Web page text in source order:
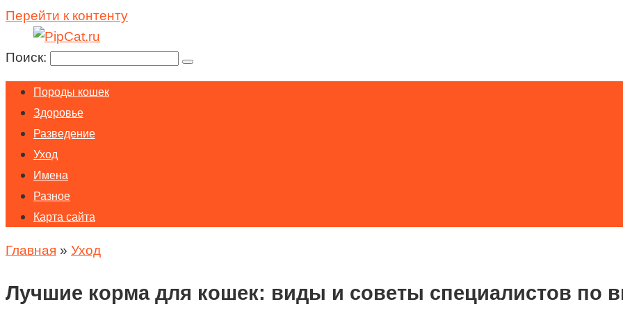
Перейти к контенту
Поиск:
Породы кошек
Здоровье
Разведение
Уход
Имена
Разное
Карта сайта
Главная » Уход
Лучшие корма для кошек: виды и советы специалистов по